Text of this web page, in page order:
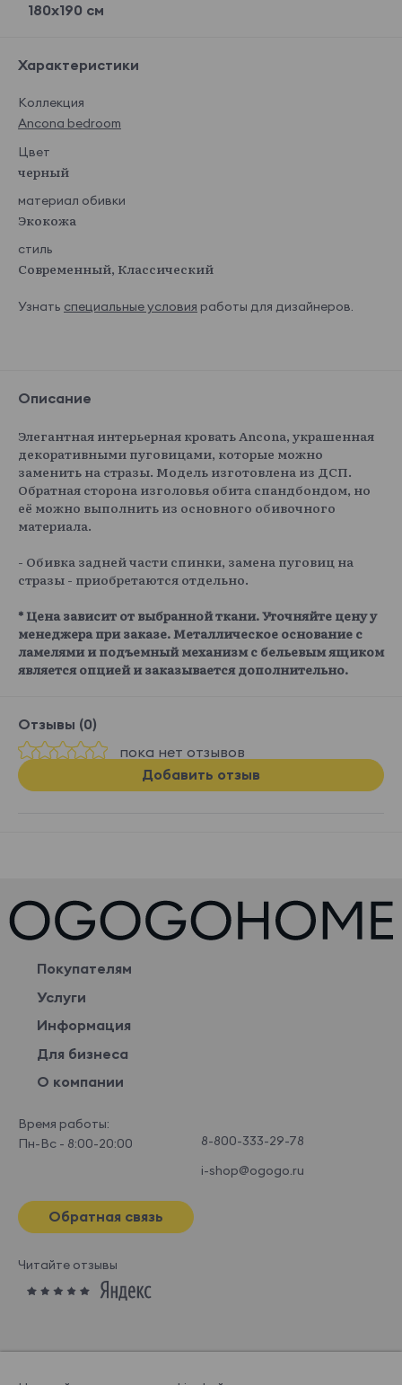
180x190 см
Характеристики
Коллекция
Ancona bedroom
Цвет
черный
материал обивки
Экокожа
стиль
Современный, Классический
Узнать специальные условия работы для дизайнеров.
Описание
Элегантная интерьерная кровать Ancona, украшенная
декоративными пуговицами, которые можно
заменить на стразы. Модель изготовлена из ДСП.
Обратная сторона изголовья обита спандбондом, но
её можно выполнить из основного обивочного
материала.
- Обивка задней части спинки, замена пуговиц на
стразы - приобретаются отдельно.
* Цена зависит от выбранной ткани. Уточняйте цену у
менеджера при заказе. Металлическое основание с
ламелями и подъемный механизм с бельевым ящиком
является опцией и заказывается дополнительно.
Отзывы (0)
пока нет отзывов
Добавить отзыв
Покупателям
Услуги
Информация
Для бизнеса
О компании
Время работы:
Пн-Вс - 8:00-20:00
8-800-333-29-78
i-shop@ogogo.ru
Обратная связь
Читайте отзывы